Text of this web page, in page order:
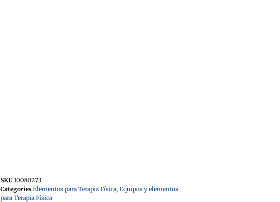
SKU10080273
Categories Elementos para Terapia Física,Equipos y elementos
para Terapia Física